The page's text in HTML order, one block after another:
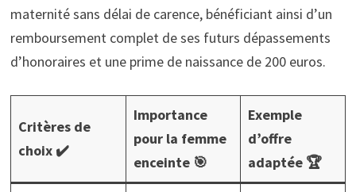
maternité sans délai de carence, bénéficiant ainsi d’un
remboursement complet de ses futurs dépassements
d’honoraires et une prime de naissance de 200 euros.
Critères de
choix ✔️
Importance
pour la femme
enceinte 🎯
Exemple
d’offre
adaptée 🏆